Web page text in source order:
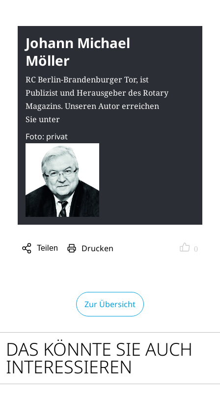
Johann Michael
Möller
RC Berlin-Brandenburger Tor, ist
Publizist und Herausgeber des Rotary
Magazins. Unseren Autor erreichen
Sie unter
Foto: privat
Teilen
Sharing
Drucken 0
Zur Übersicht
DAS KÖNNTE SIE AUCH
INTERESSIEREN